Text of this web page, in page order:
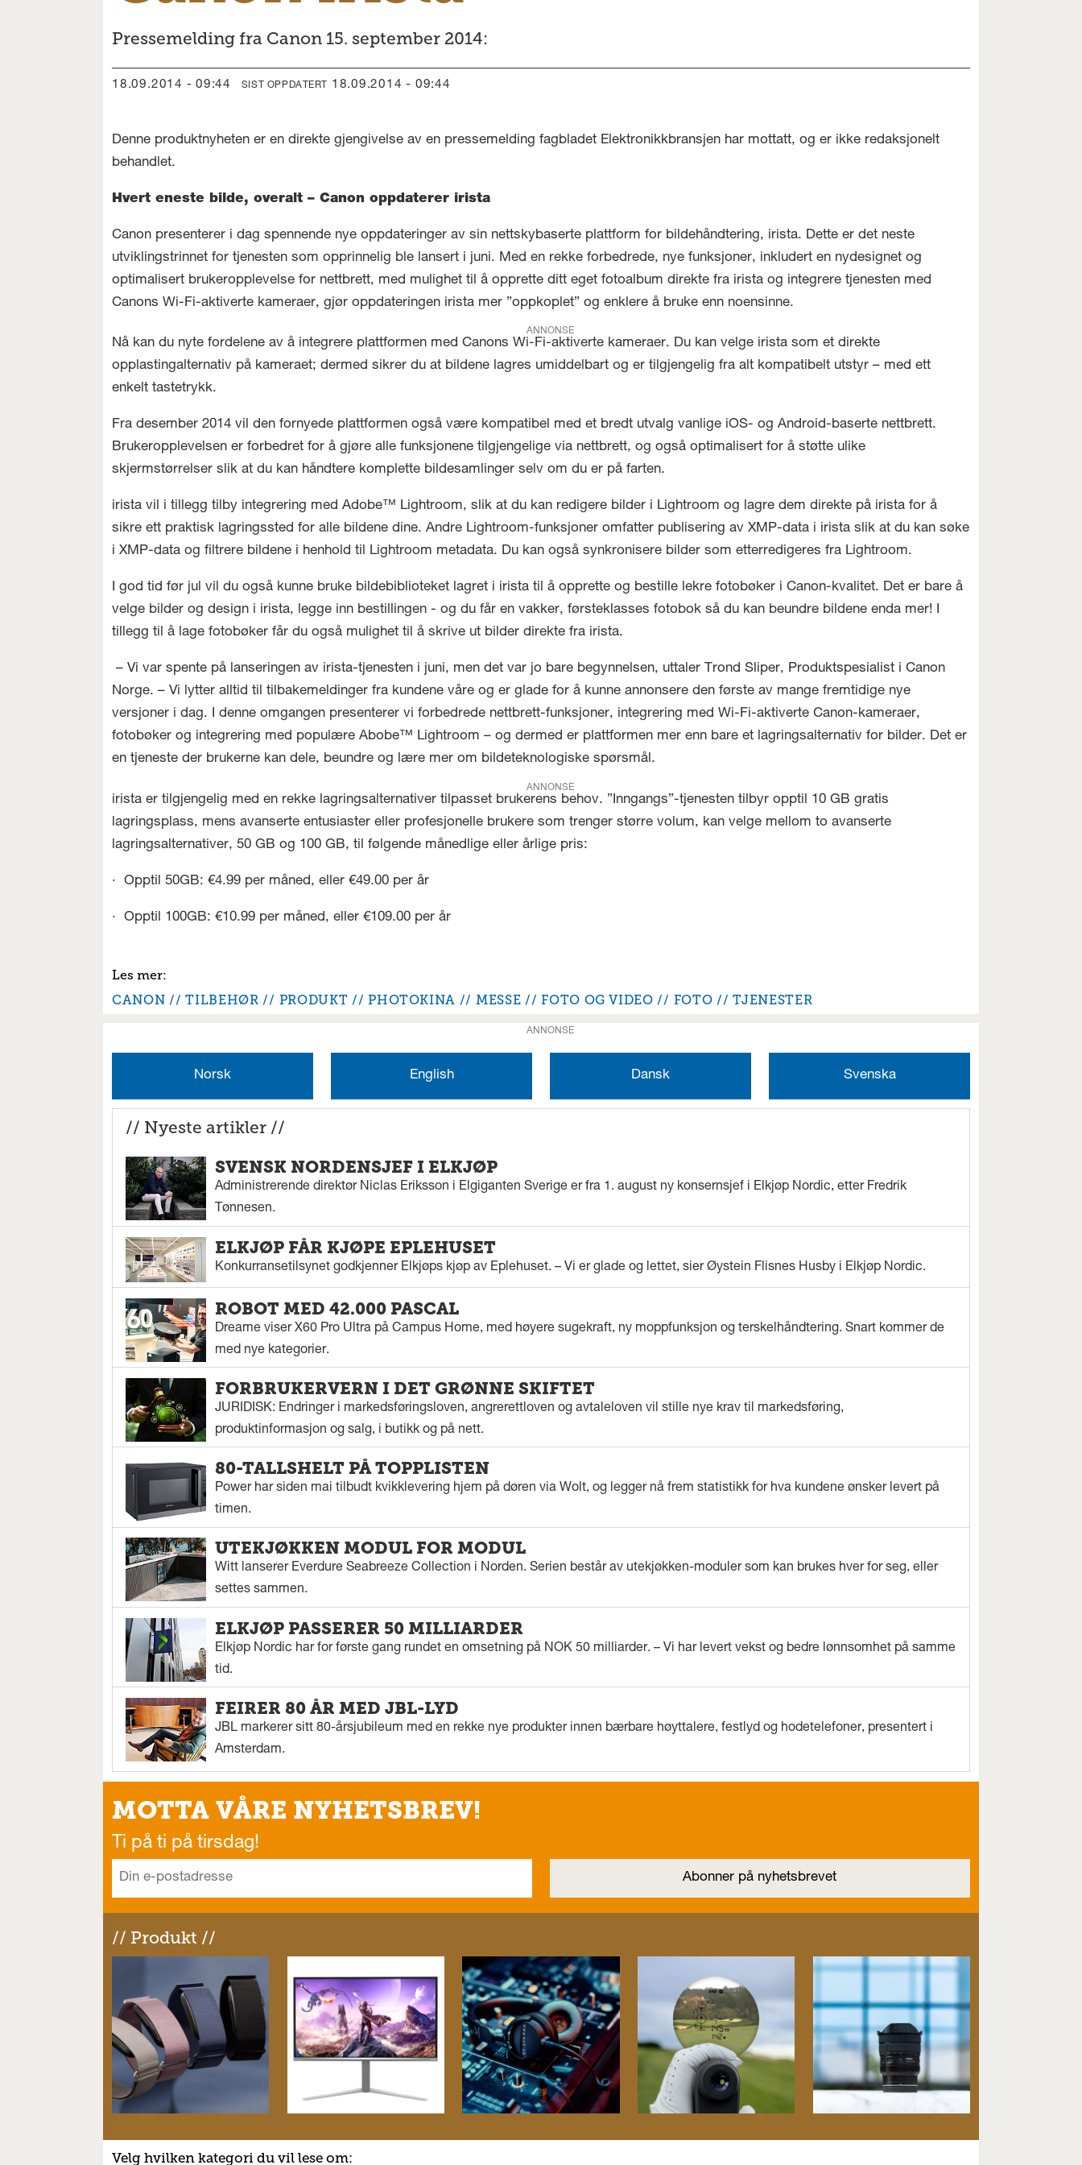
Pressemelding fra Canon 15. september 2014:
18.09.2014 - 09:44 SIST OPPDATERT 18.09.2014 - 09:44
Denne produktnyheten er en direkte gjengivelse av en pressemelding fagbladet Elektronikkbransjen har mottatt, og er ikke redaksjonelt
behandlet.
Hvert eneste bilde, overalt – Canon oppdaterer irista
Canon presenterer i dag spennende nye oppdateringer av sin nettskybaserte plattform for bildehåndtering, irista. Dette er det neste
utviklingstrinnet for tjenesten som opprinnelig ble lansert i juni. Med en rekke forbedrede, nye funksjoner, inkludert en nydesignet og
optimalisert brukeropplevelse for nettbrett, med mulighet til å opprette ditt eget fotoalbum direkte fra irista og integrere tjenesten med
Canons Wi-Fi-aktiverte kameraer, gjør oppdateringen irista mer ”oppkoplet” og enklere å bruke enn noensinne.
ANNONSE
Nå kan du nyte fordelene av å integrere plattformen med Canons Wi-Fi-aktiverte kameraer. Du kan velge irista som et direkte
opplastingalternativ på kameraet; dermed sikrer du at bildene lagres umiddelbart og er tilgjengelig fra alt kompatibelt utstyr – med ett
enkelt tastetrykk.
Fra desember 2014 vil den fornyede plattformen også være kompatibel med et bredt utvalg vanlige iOS- og Android-baserte nettbrett.
Brukeropplevelsen er forbedret for å gjøre alle funksjonene tilgjengelige via nettbrett, og også optimalisert for å støtte ulike
skjermstørrelser slik at du kan håndtere komplette bildesamlinger selv om du er på farten.
irista vil i tillegg tilby integrering med Adobe™ Lightroom, slik at du kan redigere bilder i Lightroom og lagre dem direkte på irista for å
sikre ett praktisk lagringssted for alle bildene dine. Andre Lightroom-funksjoner omfatter publisering av XMP-data i irista slik at du kan søke
i XMP-data og filtrere bildene i henhold til Lightroom metadata. Du kan også synkronisere bilder som etterredigeres fra Lightroom.
I god tid før jul vil du også kunne bruke bildebiblioteket lagret i irista til å opprette og bestille lekre fotobøker i Canon-kvalitet. Det er bare å
velge bilder og design i irista, legge inn bestillingen - og du får en vakker, førsteklasses fotobok så du kan beundre bildene enda mer! I
tillegg til å lage fotobøker får du også mulighet til å skrive ut bilder direkte fra irista.
– Vi var spente på lanseringen av irista-tjenesten i juni, men det var jo bare begynnelsen, uttaler Trond Sliper, Produktspesialist i Canon
Norge. – Vi lytter alltid til tilbakemeldinger fra kundene våre og er glade for å kunne annonsere den første av mange fremtidige nye
versjoner i dag. I denne omgangen presenterer vi forbedrede nettbrett-funksjoner, integrering med Wi-Fi-aktiverte Canon-kameraer,
fotobøker og integrering med populære Abobe™ Lightroom – og dermed er plattformen mer enn bare et lagringsalternativ for bilder. Det er
en tjeneste der brukerne kan dele, beundre og lære mer om bildeteknologiske spørsmål.
ANNONSE
irista er tilgjengelig med en rekke lagringsalternativer tilpasset brukerens behov. ”Inngangs”-tjenesten tilbyr opptil 10 GB gratis
lagringsplass, mens avanserte entusiaster eller profesjonelle brukere som trenger større volum, kan velge mellom to avanserte
lagringsalternativer, 50 GB og 100 GB, til følgende månedlige eller årlige pris:
· Opptil 50GB: €4.99 per måned, eller €49.00 per år
· Opptil 100GB: €10.99 per måned, eller €109.00 per år
CANON TILBEHØR PRODUKT PHOTOKINA MESSE FOTO OG VIDEO FOTO TJENESTER
ANNONSE
Norsk English Dansk Svenska
// Nyeste artikler //
SVENSK NORDENSJEF I ELKJØP
Administrerende direktør Niclas Eriksson i Elgiganten Sverige er fra 1. august ny konsernsjef i Elkjøp Nordic, etter Fredrik
Tønnesen.
ELKJØP FÅR KJØPE EPLEHUSET
Konkurransetilsynet godkjenner Elkjøps kjøp av Eplehuset. – Vi er glade og lettet, sier Øystein Flisnes Husby i Elkjøp Nordic.
ROBOT MED 42.000 PASCAL
Dreame viser X60 Pro Ultra på Campus Home, med høyere sugekraft, ny moppfunksjon og terskelhåndtering. Snart kommer de
med nye kategorier.
FORBRUKERVERN I DET GRØNNE SKIFTET
JURIDISK: Endringer i markedsføringsloven, angrerettloven og avtaleloven vil stille nye krav til markedsføring,
produktinformasjon og salg, i butikk og på nett.
80-TALLSHELT PÅ TOPPLISTEN
Power har siden mai tilbudt kvikklevering hjem på døren via Wolt, og legger nå frem statistikk for hva kundene ønsker levert på
timen.
UTEKJØKKEN MODUL FOR MODUL
Witt lanserer Everdure Seabreeze Collection i Norden. Serien består av utekjøkken-moduler som kan brukes hver for seg, eller
settes sammen.
ELKJØP PASSERER 50 MILLIARDER
Elkjøp Nordic har for første gang rundet en omsetning på NOK 50 milliarder. – Vi har levert vekst og bedre lønnsomhet på samme
tid.
FEIRER 80 ÅR MED JBL-LYD
JBL markerer sitt 80-årsjubileum med en rekke nye produkter innen bærbare høyttalere, festlyd og hodetelefoner, presentert i
Amsterdam.
MOTTA VÅRE NYHETSBREV!
Ti på ti på tirsdag!
// Produkt //
Velg hvilken kategori du vil lese om: